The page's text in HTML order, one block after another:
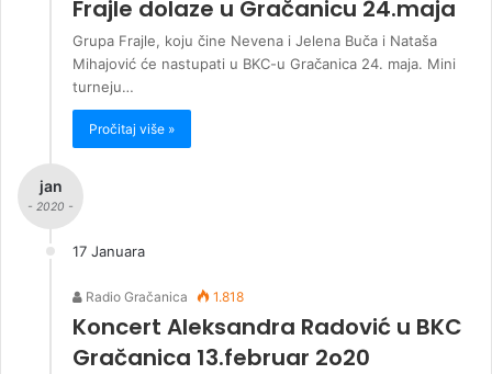
Frajle dolaze u Gračanicu 24.maja
Grupa Frajle, koju čine Nevena i Jelena Buča i Nataša
Mihajović će nastupati u BKC-u Gračanica 24. maja. Mini
turneju…
Pročitaj više »
jan
- 2020 -
17 Januara
Radio Gračanica 1.818
Koncert Aleksandra Radović u BKC
Gračanica 13.februar 2o20